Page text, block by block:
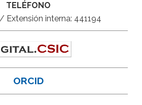
TELÉFONO
Extensión interna: 441194
ORCID